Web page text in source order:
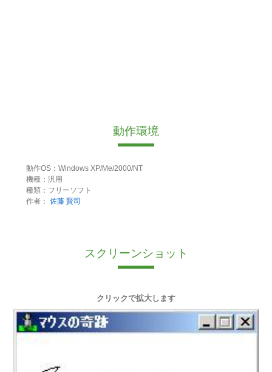
動作環境
動作OS：Windows XP/Me/2000/NT
機種：汎用
種類：フリーソフト
作者： 佐藤 賢司
スクリーンショット
クリックで拡大します